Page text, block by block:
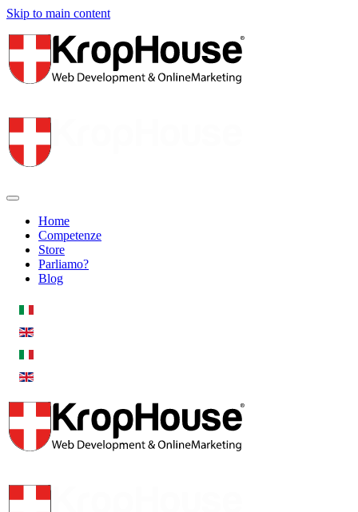
Skip to main content
Home
Competenze
Store
Parliamo?
Blog